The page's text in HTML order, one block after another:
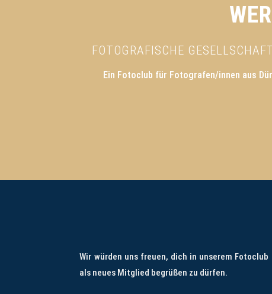
FOTOGRAFISCHE
Ein Fotoclub für Fotografen/innen aus
Wir würden uns freuen, dich in unserem Fotoclub
als neues Mitglied begrüßen zu dürfen.